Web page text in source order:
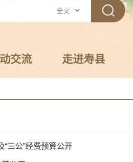
交流 走进寿县
三公”经费预算公开